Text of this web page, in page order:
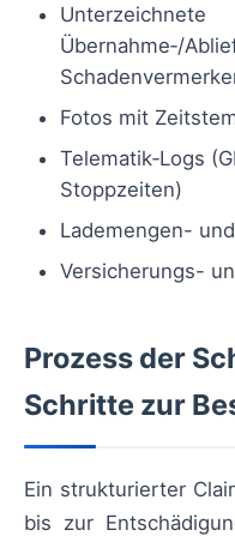
Unterzeichnete
Übernahme‑/
Fotos mit
Telematik‑Logs
Stoppzeiten)
Lademengen-
Versicherungs-
Prozess der
Schritte zur
Ein strukturierter
bis zur